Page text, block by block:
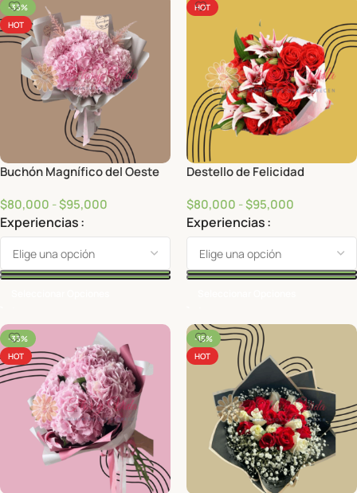
-33%
HOT
Buchón Magnífico del Oeste
$80,000 -$95,000
Experiencias
HOT
Destello de Felicidad
$80,000 -$95,000
Experiencias
-33%
HOT
-15%
HOT